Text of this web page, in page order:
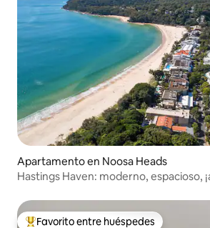
Apartamento en Noosa Heads
Hastings Haven: moderno, espacioso,
Favorito entre huéspedes